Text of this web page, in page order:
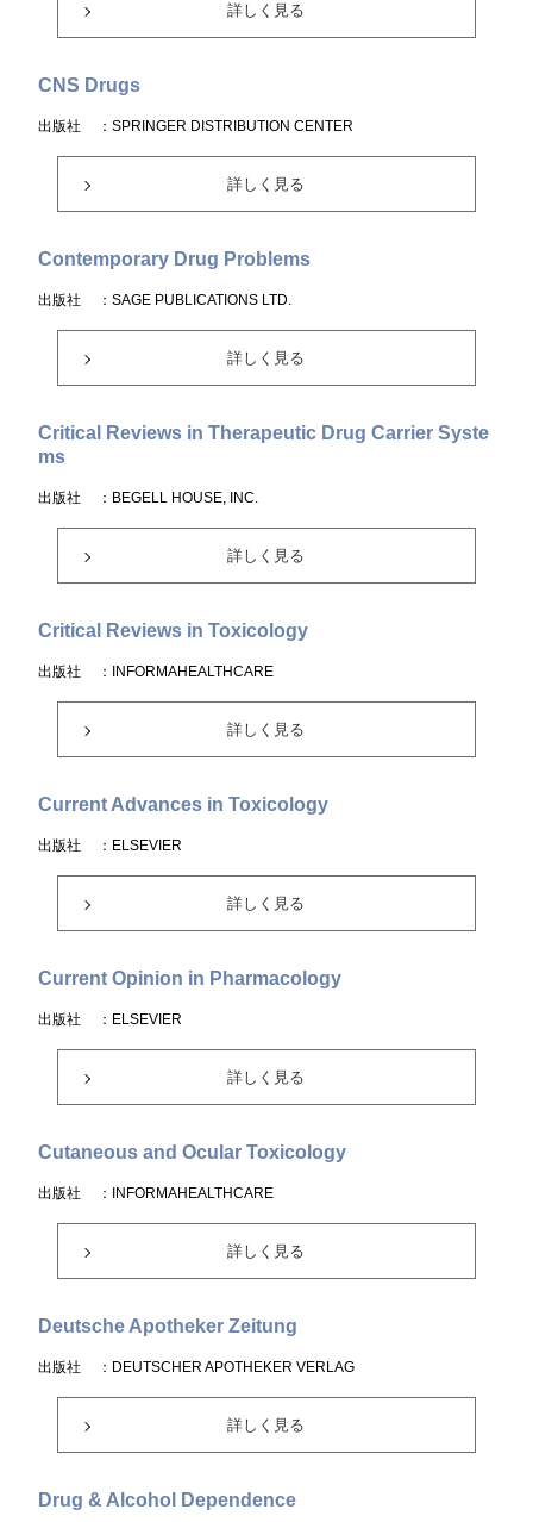
詳しく見る
CNS Drugs
出版社 ：SPRINGER DISTRIBUTION CENTER
詳しく見る
Contemporary Drug Problems
出版社 ：SAGE PUBLICATIONS LTD.
詳しく見る
Critical Reviews in Therapeutic Drug Carrier Syste
ms
出版社 ：BEGELL HOUSE, INC.
詳しく見る
Critical Reviews in Toxicology
出版社 ：INFORMAHEALTHCARE
詳しく見る
Current Advances in Toxicology
出版社 ：ELSEVIER
詳しく見る
Current Opinion in Pharmacology
出版社 ：ELSEVIER
詳しく見る
Cutaneous and Ocular Toxicology
出版社 ：INFORMAHEALTHCARE
詳しく見る
Deutsche Apotheker Zeitung
出版社 ：DEUTSCHER APOTHEKER VERLAG
詳しく見る
Drug & Alcohol Dependence